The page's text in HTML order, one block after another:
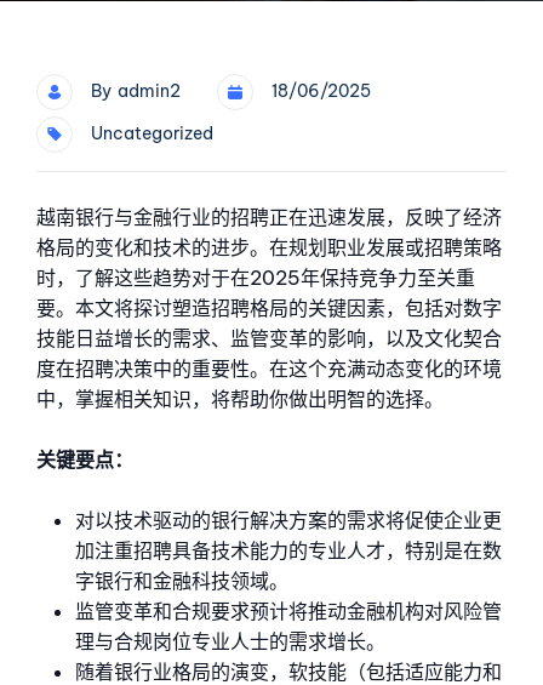
By Admin2
18/06/2025
Uncategorized
越南银行与金融行业的招聘正在迅速发展，反映了经济
格局的变化和技术的进步。在规划职业发展或招聘策略
时，了解这些趋势对于在2025年保持竞争力至关重
要。本文将探讨塑造招聘格局的关键因素，包括对数字
技能日益增长的需求、监管变革的影响，以及文化契合
度在招聘决策中的重要性。在这个充满动态变化的环境
中，掌握相关知识，将帮助你做出明智的选择。
关键要点：
对以技术驱动的银行解决方案的需求将促使企业更
加注重招聘具备技术能力的专业人才，特别是在数
字银行和金融科技领域。
监管变革和合规要求预计将推动金融机构对风险管
理与合规岗位专业人士的需求增长。
随着银行业格局的演变，软技能（包括适应能力和